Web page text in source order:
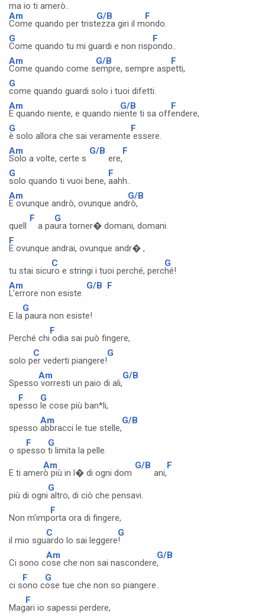
ma io ti amerò..
Am
Come quando per trist
G/B
ezza giri il m
F
ondo.
G
Come quando tu mi guardi e non risp
F
ondo..
Am
Come quando come s
G/B
empre, sempre asp
F
etti,
G
come quando guardi solo i tuoi difetti.
Am
E quando niente, e quando ni
G/B
ente ti sa off
F
endere,
G
è solo allora che sai veramente
F
essere.
Am
Solo a volte, certe s
G/B
ere,
F
G
solo quando ti vuoi bene,
F
aahh..
Am
E ovunque andrò, ovunque and
G/B
rò,
quell
F
a pa
G
ura torner� domani, domani.
F
E ovunque andrai, ovunque andr� ,
tu stai sicu
C
ro e stringi i tuoi perché, perc
G
hé!
Am
L'errore non esiste.
G/B
.
F
E la
G
paura non esiste!
Perché chi
F
odia sai può fingere,
solo p
C
er vederti piangere!
G
Spesso
Am
vorresti un paio di ali,
G/B
sp
F
esso
G
le cose più ban*li,
spesso
Am
abbracci le tue stelle,
G/B
o sp
F
esso
G
ti limita la pelle.
E ti amer
Am
ò più in l� di ogni dom
G/B
ani,
F
più di ogni
G
altro, di ciò che pensavi.
Non m'imp
F
orta ora di fingere,
il mio sgu
C
ardo lo sai leggere
G
!
Ci sono c
Am
ose che non sai nascondere
G/B
,
ci s
F
ono c
G
ose tue che non so piangere..
Mag
F
ari io sapessi perdere,